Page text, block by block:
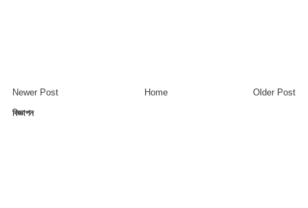
Newer Post Older Post
Home
বিজ্ঞাপন